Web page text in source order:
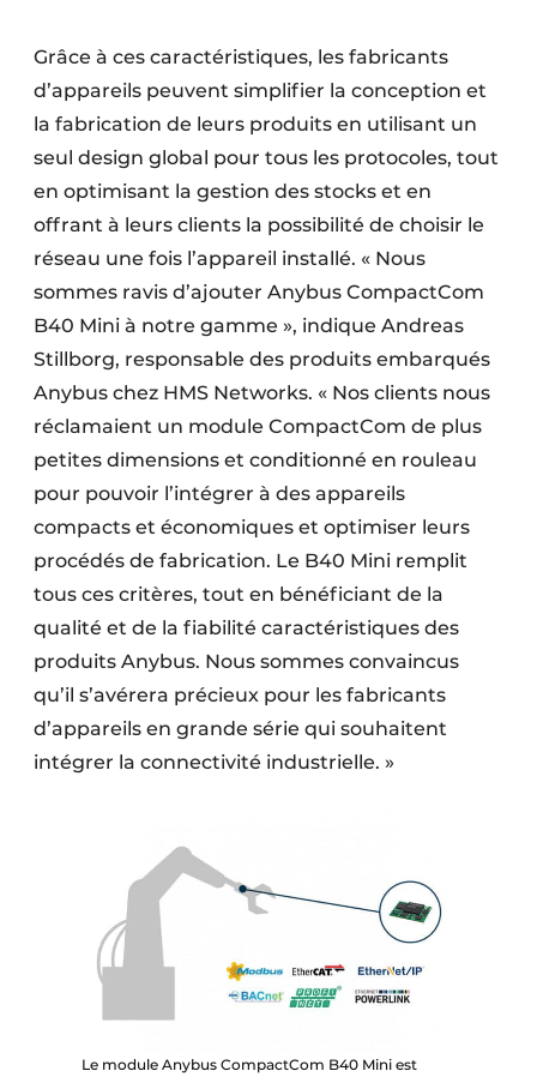
Grâce à ces caractéristiques, les fabricants
d’appareils peuvent simplifier la conception et
la fabrication de leurs produits en utilisant un
seul design global pour tous les protocoles, tout
en optimisant la gestion des stocks et en
offrant à leurs clients la possibilité de choisir le
réseau une fois l’appareil installé. « Nous
sommes ravis d’ajouter Anybus CompactCom
B40 Mini à notre gamme », indique Andreas
Stillborg, responsable des produits embarqués
Anybus chez HMS Networks. « Nos clients nous
réclamaient un module CompactCom de plus
petites dimensions et conditionné en rouleau
pour pouvoir l’intégrer à des appareils
compacts et économiques et optimiser leurs
procédés de fabrication. Le B40 Mini remplit
tous ces critères, tout en bénéficiant de la
qualité et de la fiabilité caractéristiques des
produits Anybus. Nous sommes convaincus
qu’il s’avérera précieux pour les fabricants
d’appareils en grande série qui souhaitent
intégrer la connectivité industrielle. »
Le module Anybus CompactCom B40 Mini est